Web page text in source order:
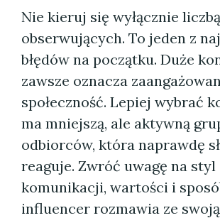
Nie kieruj się wyłącznie liczbą
obserwujących. To jeden z
błędów na początku. Duże
zawsze oznacza
społeczność. Lepiej wybrać
ma mniejszą, ale aktywną
odbiorców, która naprawdę
reaguje. Zwróć uwagę na styl
komunikacji, wartości i
influencer rozmawia ze swoją